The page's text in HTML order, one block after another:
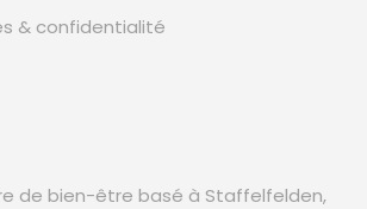
& confidentialité
de bien-être basé à Staffelfelden,